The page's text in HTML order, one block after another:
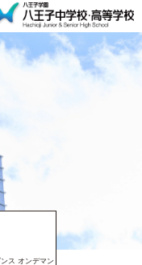
ス オンデマン